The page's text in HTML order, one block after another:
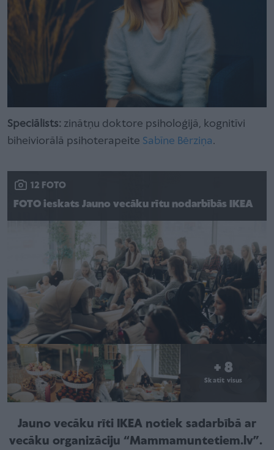
Speciālists: zinātņu doktore psiholoģijā, kognitīvi
biheiviorālā psihoterapeite Sabīne Bērziņa.
12 FOTO
FOTO ieskats Jauno vecāku rītu nodarbībās IKEA
+ 8
Skatīt visus
Jauno vecāku rīti IKEA notiek sadarbībā ar
vecāku organizāciju “Mammamuntetiem.lv”.